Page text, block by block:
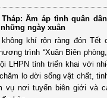
Ấm áp tình quân
ngày xuân
không khí rộn ràng đón Tết
trình “Xuân Biên
LHPN tỉnh triển khai với
lo đời sống vật chất,
vụ nơi tuyến biên giới và